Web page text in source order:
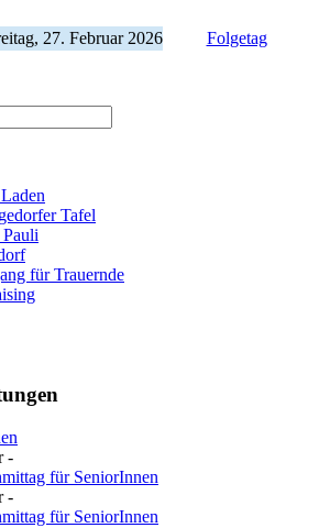
27. Februar 2026 Folgetag
Tafel
für Trauernde
-
für SeniorInnen
-
für SeniorInnen